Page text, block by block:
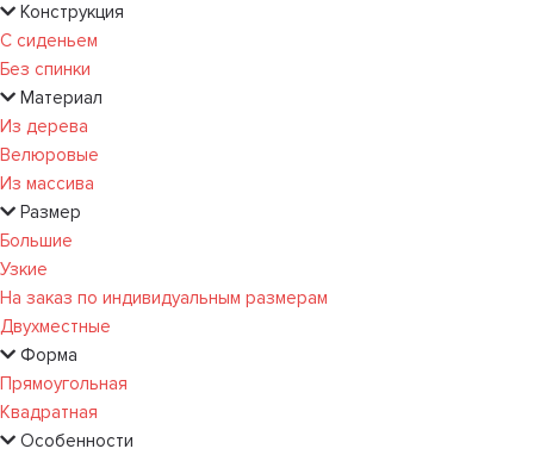
Конструкция
С сиденьем
Без спинки
Материал
Из дерева
Велюровые
Из массива
Размер
Большие
Узкие
На заказ по индивидуальным размерам
Двухместные
Форма
Прямоугольная
Квадратная
Особенности